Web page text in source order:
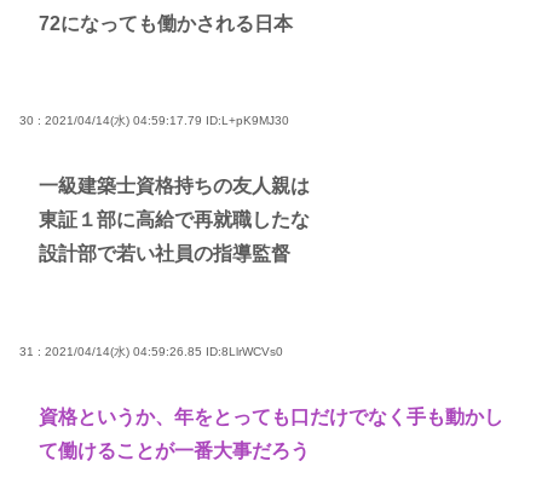
72になっても働かされる日本
30 : 2021/04/14(水) 04:59:17.79 ID:L+pK9MJ30
一級建築士資格持ちの友人親は
東証１部に高給で再就職したな
設計部で若い社員の指導監督
31 : 2021/04/14(水) 04:59:26.85 ID:8LlrWCVs0
資格というか、年をとっても口だけでなく手も動かし
て働けることが一番大事だろう